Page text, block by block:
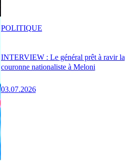
INTERVIEW : Le général prêt à ravir la
couronne nationaliste à Meloni
03.07.2026
POLITIQUE